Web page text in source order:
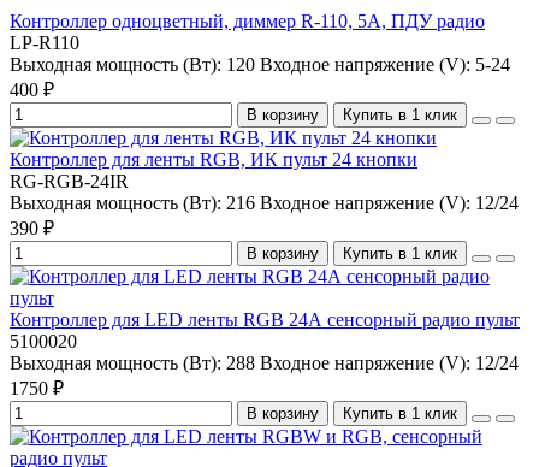
Контроллер одноцветный, диммер R-110, 5А, ПДУ радио
LP-R110
Выходная мощность (Вт): 120 Входное напряжение (V): 5-24
400 ₽
В корзину Купить в 1 клик
Контроллер для ленты RGB, ИК пульт 24 кнопки
RG-RGB-24IR
Выходная мощность (Вт): 216 Входное напряжение (V): 12/24
390 ₽
В корзину Купить в 1 клик
Контроллер для LED ленты RGB 24А сенсорный радио пульт
5100020
Выходная мощность (Вт): 288 Входное напряжение (V): 12/24
1750 ₽
В корзину Купить в 1 клик